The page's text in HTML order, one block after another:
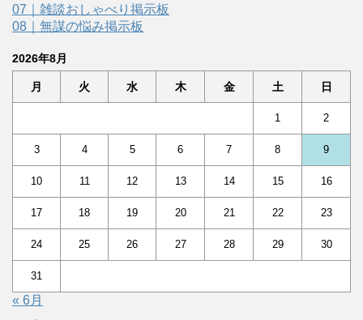
07｜雑談おしゃべり掲示板
08｜無謀の悩み掲示板
2026年8月
月 火 水 木 金 土 日
1 2
3 4 5 6 7 8 9
10 11 12 13 14 15 16
17 18 19 20 21 22 23
24 25 26 27 28 29 30
31
« 6月